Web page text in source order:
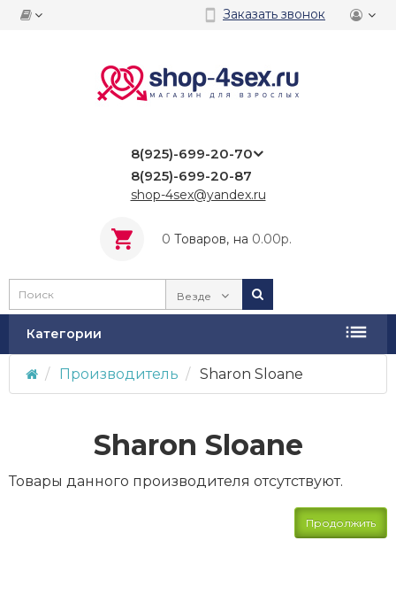
Заказать звонок
8(925)-699-20-70
8(925)-699-20-87
shop-4sex@yandex.ru
0 Tоваров, на 0.00р.
Везде
Категории
Производитель Sharon Sloane
Sharon Sloane
Товары данного производителя отсутствуют.
Продолжить